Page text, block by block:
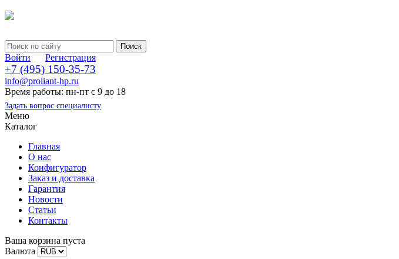
Войти Регистрация
+7 (495) 150-35-73
info@proliant-hp.ru
Время работы: пн-пт с 9 до 18
Задать вопрос специалисту
Меню
Каталог
Главная
О нас
Конфигуратор
Заказ и доставка
Гарантия
Новости
Статьи
Контакты
Ваша корзина пуста
Валюта